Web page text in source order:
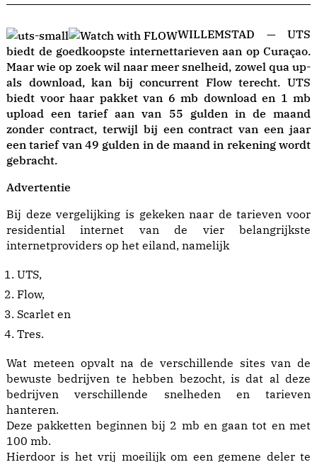
WILLEMSTAD — UTS
biedt de goedkoopste internettarieven aan op Curaçao.
Maar wie op zoek wil naar meer snelheid, zowel qua up-
als download, kan bij concurrent Flow terecht. UTS
biedt voor haar pakket van 6 mb download en 1 mb
upload een tarief aan van 55 gulden in de maand
zonder contract, terwijl bij een contract van een jaar
een tarief van 49 gulden in de maand in rekening wordt
gebracht.
Advertentie
Bij deze vergelijking is gekeken naar de tarieven voor
residential internet van de vier belangrijkste
internetproviders op het eiland, namelijk
UTS,
Flow,
Scarlet en
Tres.
Wat meteen opvalt na de verschillende sites van de
bewuste bedrijven te hebben bezocht, is dat al deze
bedrijven verschillende snelheden en tarieven
hanteren.
Deze pakketten beginnen bij 2 mb en gaan tot en met
100 mb.
Hierdoor is het vrij moeilijk om een gemene deler te